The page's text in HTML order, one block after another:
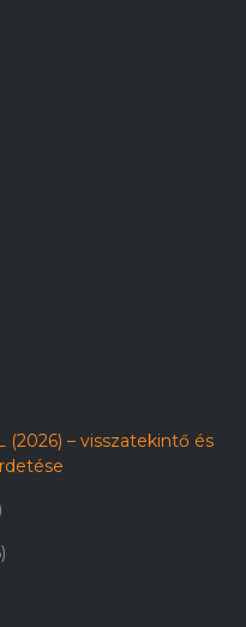
(2026) – visszatekintő és